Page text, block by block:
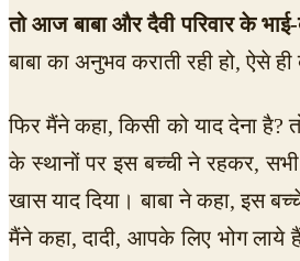
तो आज बाबा और दैवी परिवार के
बाबा का अनुभव कराती रही हो, ऐसे
फिर मैंने कहा, किसी को याद देना
के स्थानों पर इस बच्ची ने रहकर,
खास याद दिया। बाबा ने कहा, इस
मैंने कहा, दादी, आपके लिए भोग लाये